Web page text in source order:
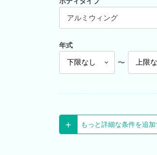
アルミウィング
年式
〜
もっと詳細な条件を追加